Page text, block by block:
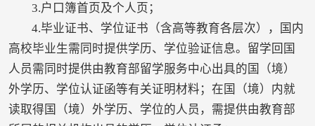
3.户口簿首页及个人页；
4.毕业证书、学位证书（含高等教育各层次），国内
高校毕业生需同时提供学历、学位验证信息。留学回国
人员需同时提供由教育部留学服务中心出具的国（境）
外学历、学位认证函等有关证明材料；在国（境）内就
读取得国（境）外学历、学位的人员，需提供由教育部